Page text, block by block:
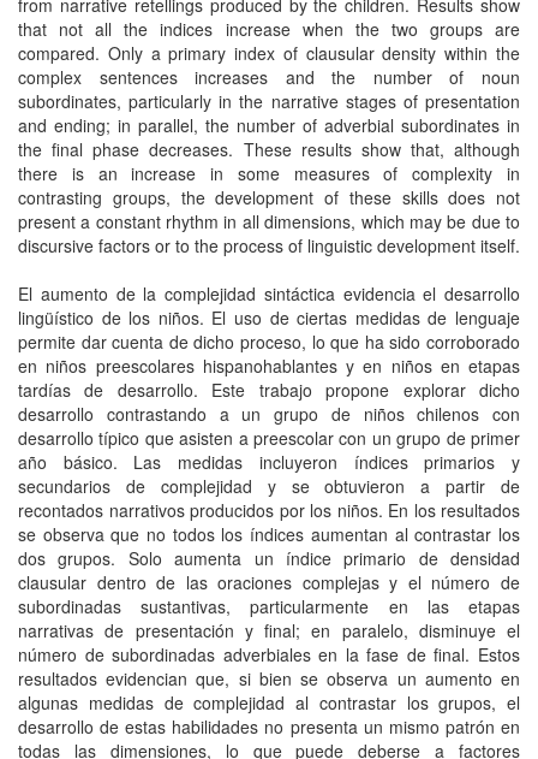
from narrative retellings produced by the children. Results show
that not all the indices increase when the two groups are
compared. Only a primary index of clausular density within the
complex sentences increases and the number of noun
subordinates, particularly in the narrative stages of presentation
and ending; in parallel, the number of adverbial subordinates in
the final phase decreases. These results show that, although
there is an increase in some measures of complexity in
contrasting groups, the development of these skills does not
present a constant rhythm in all dimensions, which may be due to
discursive factors or to the process of linguistic development itself.
El aumento de la complejidad sintáctica evidencia el desarrollo
lingüístico de los niños. El uso de ciertas medidas de lenguaje
permite dar cuenta de dicho proceso, lo que ha sido corroborado
en niños preescolares hispanohablantes y en niños en etapas
tardías de desarrollo. Este trabajo propone explorar dicho
desarrollo contrastando a un grupo de niños chilenos con
desarrollo típico que asisten a preescolar con un grupo de primer
año básico. Las medidas incluyeron índices primarios y
secundarios de complejidad y se obtuvieron a partir de
recontados narrativos producidos por los niños. En los resultados
se observa que no todos los índices aumentan al contrastar los
dos grupos. Solo aumenta un índice primario de densidad
clausular dentro de las oraciones complejas y el número de
subordinadas sustantivas, particularmente en las etapas
narrativas de presentación y final; en paralelo, disminuye el
número de subordinadas adverbiales en la fase de final. Estos
resultados evidencian que, si bien se observa un aumento en
algunas medidas de complejidad al contrastar los grupos, el
desarrollo de estas habilidades no presenta un mismo patrón en
todas las dimensiones, lo que puede deberse a factores